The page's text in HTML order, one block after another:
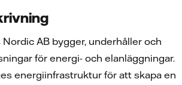
AB bygger, underhåller och
för energi- och elanläggningar.
energiinfrastruktur för att skapa en